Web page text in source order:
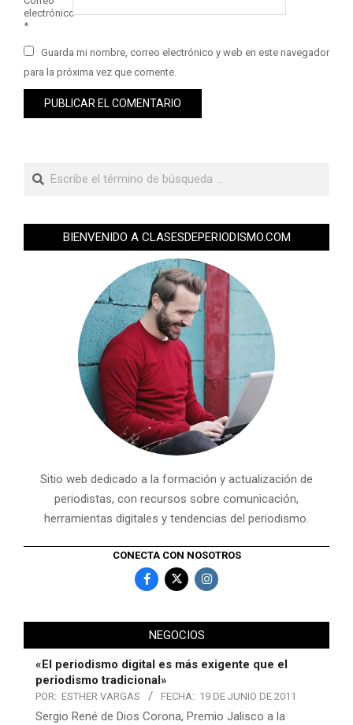
electrónico
*
Guarda mi nombre, correo electrónico y web en este navegador
para la próxima vez que comente.
BIENVENIDO A CLASESDEPERIODISMO.COM
Sitio web dedicado a la formación y actualización de
periodistas, con recursos sobre comunicación,
herramientas digitales y tendencias del periodismo.
CONECTA CON NOSOTROS
NEGOCIOS
«El periodismo digital es más exigente que el
periodismo tradicional»
POR: ESTHER VARGAS FECHA: 19 DE JUNIO DE 2011
Sergio René de Dios Corona, Premio Jalisco a la